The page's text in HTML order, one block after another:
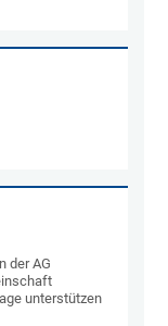
der AG
unterstützen